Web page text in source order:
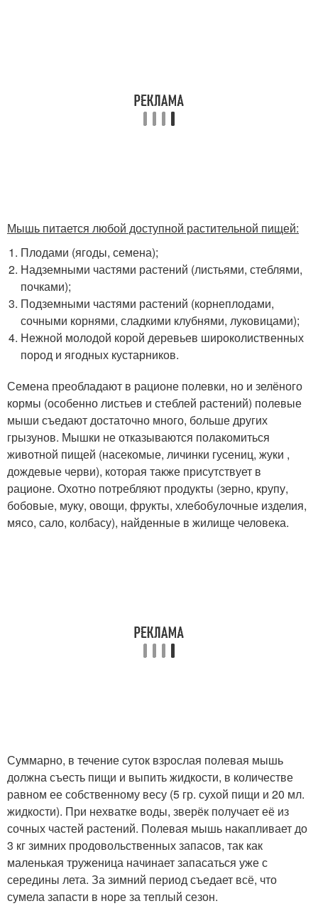
Мышь питается любой доступной растительной пищей:
Плодами (ягоды, семена);
Надземными частями растений (листьями, стеблями,
почками);
Подземными частями растений (корнеплодами,
сочными корнями, сладкими клубнями, луковицами);
Нежной молодой корой деревьев широколиственных
пород и ягодных кустарников.
Семена преобладают в рационе полевки, но и зелёного
кормы (особенно листьев и стеблей растений) полевые
мыши съедают достаточно много, больше других
грызунов. Мышки не отказываются полакомиться
животной пищей (насекомые, личинки гусениц, жуки ,
дождевые черви), которая также присутствует в
рационе. Охотно потребляют продукты (зерно, крупу,
бобовые, муку, овощи, фрукты, хлебобулочные изделия,
мясо, сало, колбасу), найденные в жилище человека.
Суммарно, в течение суток взрослая полевая мышь
должна съесть пищи и выпить жидкости, в количестве
равном ее собственному весу (5 гр. сухой пищи и 20 мл.
жидкости). При нехватке воды, зверёк получает её из
сочных частей растений. Полевая мышь накапливает до
3 кг зимних продовольственных запасов, так как
маленькая труженица начинает запасаться уже с
середины лета. За зимний период съедает всё, что
сумела запасти в норе за теплый сезон.